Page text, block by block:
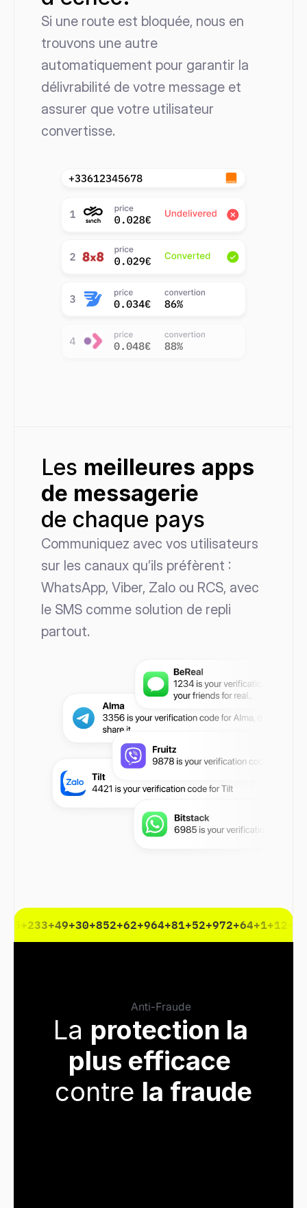
Si une route est bloquée, nous en
trouvons une autre
automatiquement pour garantir la
délivrabilité de votre message et
assurer que votre utilisateur
convertisse.
Les meilleures apps
de messagerie
de chaque pays
Communiquez avec vos utilisateurs
sur les canaux qu’ils préfèrent :
WhatsApp, Viber, Zalo ou RCS, avec
le SMS comme solution de repli
partout.
+233+49+30+852+62+964+81+52+972+64+1+12
Anti-Fraude
La protection la
plus efficace
contre la fraude